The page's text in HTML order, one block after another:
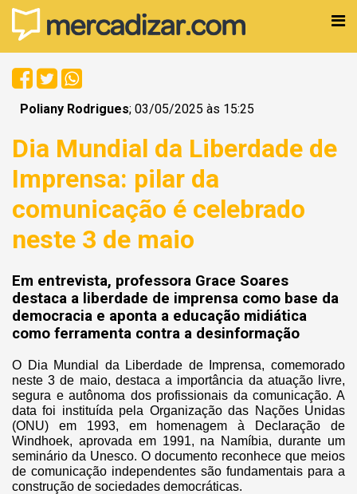
Poliany Rodrigues; 03/05/2025 às 15:25
Dia Mundial da Liberdade de
Imprensa: pilar da
comunicação é celebrado
neste 3 de maio
Em entrevista, professora Grace Soares
destaca a liberdade de imprensa como base da
democracia e aponta a educação midiática
como ferramenta contra a desinformação
O Dia Mundial da Liberdade de Imprensa, comemorado
neste 3 de maio, destaca a importância da atuação livre,
segura e autônoma dos profissionais da comunicação. A
data foi instituída pela Organização das Nações Unidas
(ONU) em 1993, em homenagem à Declaração de
Windhoek, aprovada em 1991, na Namíbia, durante um
seminário da Unesco. O documento reconhece que meios
de comunicação independentes são fundamentais para a
construção de sociedades democráticas.